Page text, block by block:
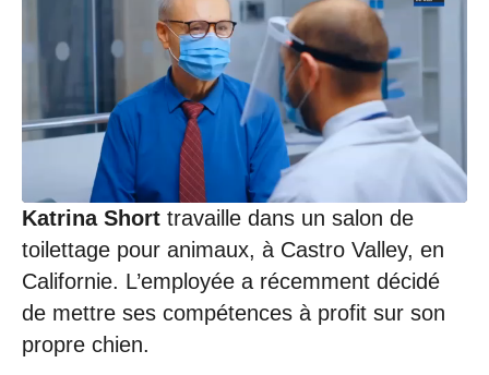
2
2
4
Katrina Short travaille dans un salon de
toilettage pour animaux, à Castro Valley, en
Californie. L’employée a récemment décidé
de mettre ses compétences à profit sur son
propre chien.